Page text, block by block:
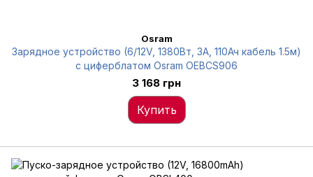
Osram
Зарядное устройство (6/12V, 1380Вт, 3А, 110Ач кабель 1.5м)
с циферблатом Osram OEBCS906
3 168 грн
Купить